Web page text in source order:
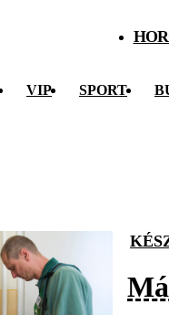
VIP SPORT